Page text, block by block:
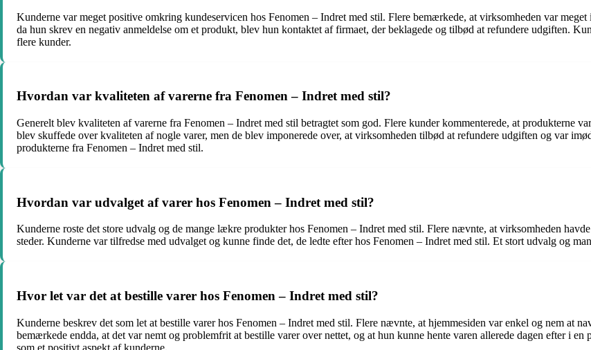
Kunderne var meget positive omkring kundeservicen hos Fenomen – Indret med stil. Flere bemærkede, at virksomheden var
da hun skrev en negativ anmeldelse om et produkt, blev hun kontaktet af firmaet, der beklagede og tilbød at refundere udgiften.
flere kunder.
Hvordan var kvaliteten af varerne fra Fenomen – Indret med stil?
Generelt blev kvaliteten af varerne fra Fenomen – Indret med stil betragtet som god. Flere kunder kommenterede, at produkterne
blev skuffede over kvaliteten af nogle varer, men de blev imponerede over, at virksomheden tilbød at refundere udgiften og var
produkterne fra Fenomen – Indret med stil.
Hvordan var udvalget af varer hos Fenomen – Indret med stil?
Kunderne roste det store udvalg og de mange lækre produkter hos Fenomen – Indret med stil. Flere nævnte, at virksomheden
steder. Kunderne var tilfredse med udvalget og kunne finde det, de ledte efter hos Fenomen – Indret med stil. Et stort udvalg og
Hvor let var det at bestille varer hos Fenomen – Indret med stil?
Kunderne beskrev det som let at bestille varer hos Fenomen – Indret med stil. Flere nævnte, at hjemmesiden var enkel og nem at
bemærkede endda, at det var nemt og problemfrit at bestille varer over nettet, og at hun kunne hente varen allerede dagen efter i
som et positivt aspekt af kunderne.